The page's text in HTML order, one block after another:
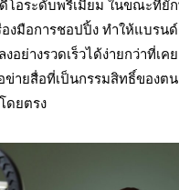
โอระดับพรีเมียม ในขณะที่ยัก
องมือการชอปปิ้ง ทำให้แบรน
งอย่างรวดเร็วได้ง่ายกว่าที่เ
ข่ายสื่อที่เป็นกรรมสิทธิ์ของต
ดยตรง